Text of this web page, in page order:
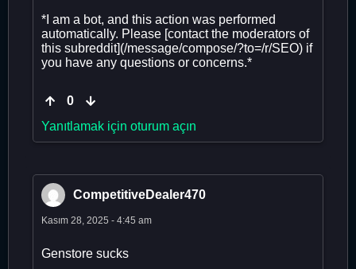
*I am a bot, and this action was performed
automatically. Please [contact the moderators of
this subreddit](/message/compose/?to=/r/SEO) if
you have any questions or concerns.*
0
Yanıtlamak için oturum açın
CompetitiveDealer470
Kasım 28, 2025 - 4:45 am
Genstore sucks